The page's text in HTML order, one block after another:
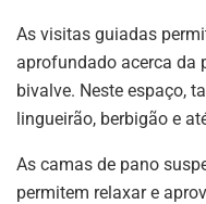
As visitas guiadas
aprofundado acerca da
bivalve. Neste espaço,
lingueirão, berbigão e
As camas de pano
permitem relaxar e